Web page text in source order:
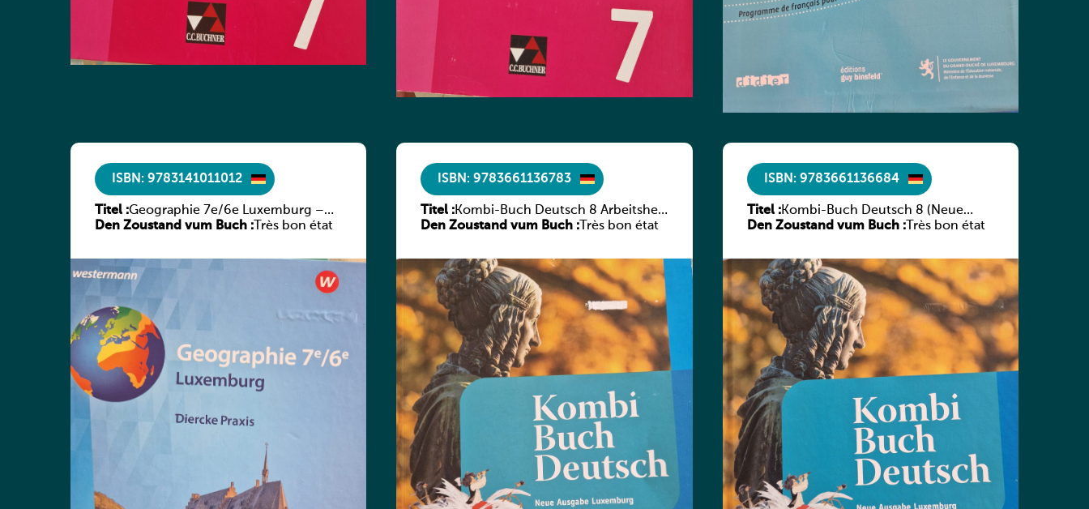
ISBN: 9783141011012
Titel :Geographie 7e/6e Luxemburg –
Diercke Praxis
Den Zoustand vum Buch : Très bon état
ISBN: 9783661136783
Titel :Kombi-Buch Deutsch 8 Arbeitsheft
(Neue Ausgabe Luxemburg)
Den Zoustand vum Buch : Très bon état
ISBN: 9783661136684
Titel :Kombi-Buch Deutsch 8 (Neue
Ausgabe Luxemburg)
Den Zoustand vum Buch :Très bon état